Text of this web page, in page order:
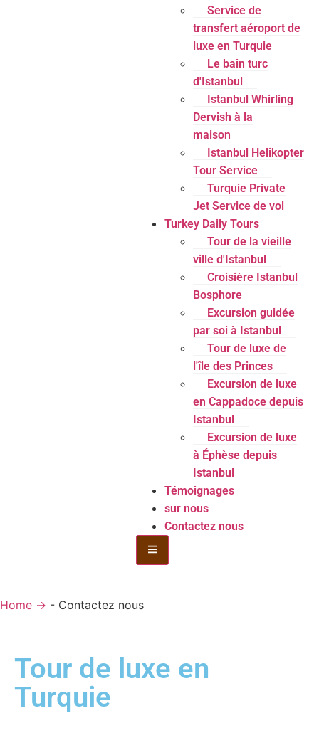
Service de
transfert aéroport de
luxe en Turquie
Le bain turc
d'Istanbul
Istanbul Whirling
Dervish à la
maison
Istanbul Helikopter
Tour Service
Turquie Private
Jet Service de vol
Turkey Daily Tours
Tour de la vieille
ville d'Istanbul
Croisière Istanbul
Bosphore
Excursion guidée
par soi à Istanbul
Tour de luxe de
l'île des Princes
Excursion de luxe
en Cappadoce depuis
Istanbul
Excursion de luxe
à Éphèse depuis
Istanbul
Témoignages
sur nous
Contactez nous
Menu de la bouteille Toggle
Home → - Contactez nous
Tour de luxe en
Turquie